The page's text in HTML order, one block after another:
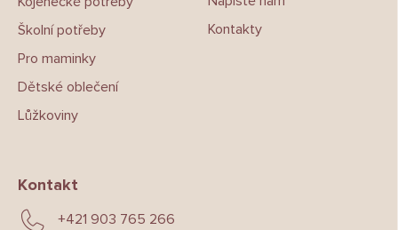
Školní potřeby
Pro maminky
Dětské oblečení
Lůžkoviny
Kontakty
Kontakt
+421 903 765 266